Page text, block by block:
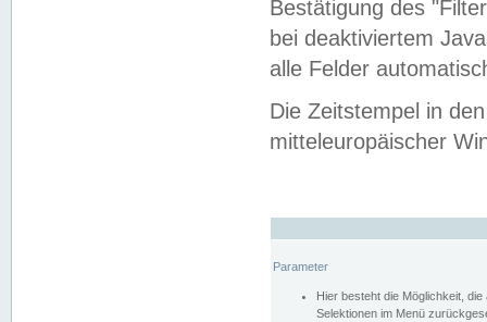
Bestätigung des
bei deaktiviertem
alle Felder
Die Zeitstempel in
mitteleuropäischer
Parameter
Hier besteht die Möglichkeit,
Selektionen im Menü